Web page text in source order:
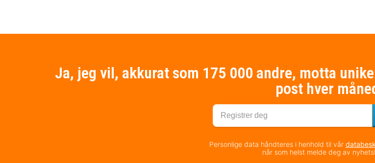
Ja, jeg vil, akkurat som 175 000 andre, motta
post hver
Personlige data håndteres i henhold til vår
når som helst melde deg av